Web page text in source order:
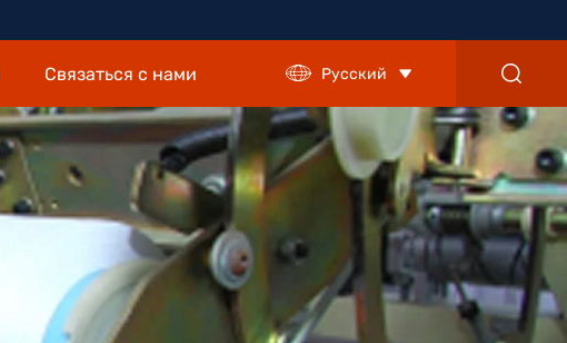
Связаться с нами Русский